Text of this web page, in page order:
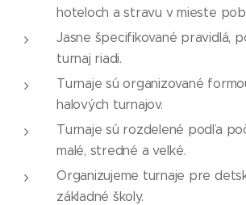
hoteloch a stravu v mieste
Jasne špecifikované pravidlá,
turnaj riadi.
Turnaje sú organizované
halových turnajov.
Turnaje sú rozdelené podľa
malé, stredné a veľké.
Organizujeme turnaje pre
základné školy.